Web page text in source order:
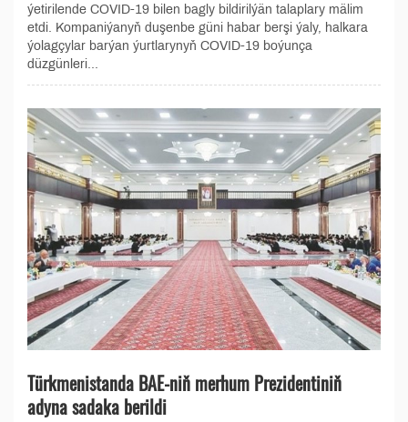
ýetirilende COVID-19 bilen bagly bildirilýän talaplary mälim
etdi. Kompaniýanyň duşenbe güni habar berşi ýaly, halkara
ýolagçylar barýan ýurtlarynyň COVID-19 boýunça
düzgünleri...
Türkmenistanda BAE-niň merhum Prezidentiniň
adyna sadaka berildi